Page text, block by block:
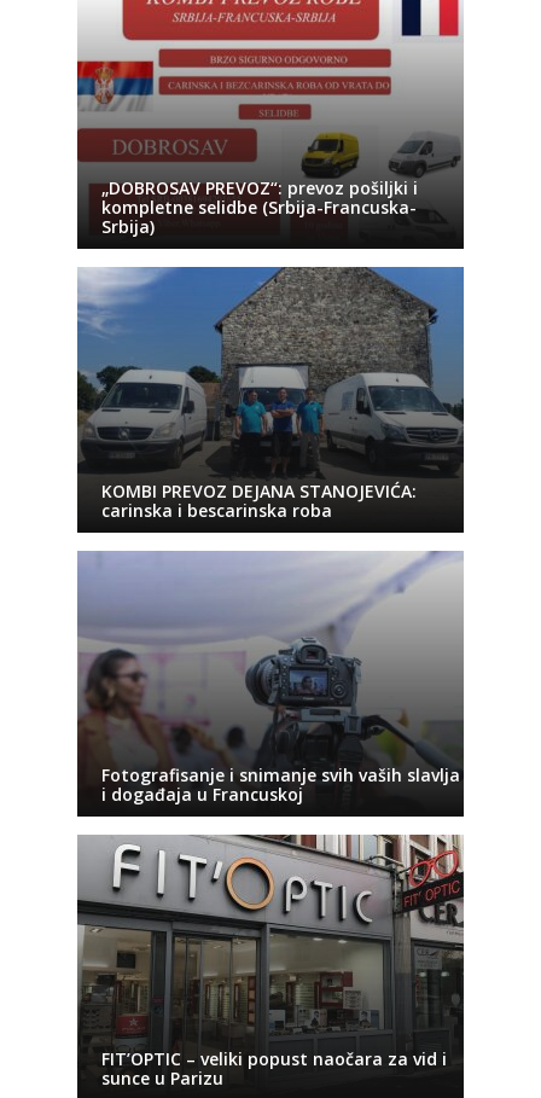
„DOBROSAV PREVOZ“: prevoz pošiljki i
kompletne selidbe (Srbija-Francuska-
Srbija)
KOMBI PREVOZ DEJANA STANOJEVIĆA:
carinska i bescarinska roba
Fotografisanje i snimanje svih vaših slavlja
i događaja u Francuskoj
FIT’OPTIC – veliki popust naočara za vid i
sunce u Parizu